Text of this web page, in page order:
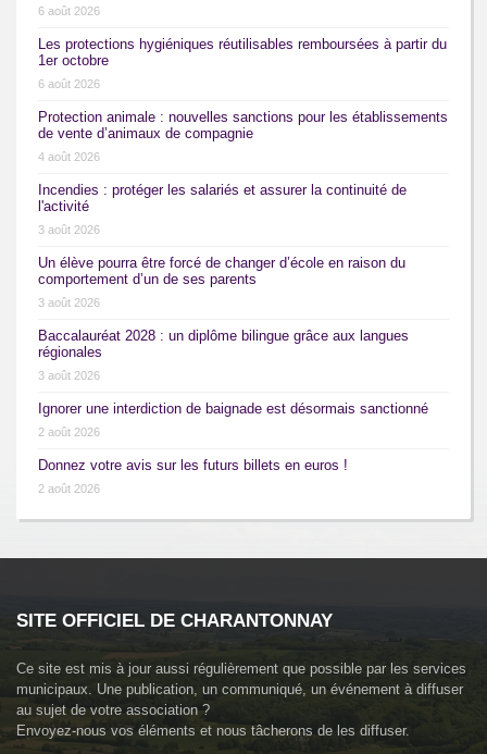
6 août 2026
Les protections hygiéniques réutilisables remboursées à partir du
1er octobre
6 août 2026
Protection animale : nouvelles sanctions pour les établissements
de vente d’animaux de compagnie
4 août 2026
Incendies : protéger les salariés et assurer la continuité de
l'activité
3 août 2026
Un élève pourra être forcé de changer d’école en raison du
comportement d’un de ses parents
3 août 2026
Baccalauréat 2028 : un diplôme bilingue grâce aux langues
régionales
3 août 2026
Ignorer une interdiction de baignade est désormais sanctionné
2 août 2026
Donnez votre avis sur les futurs billets en euros !
2 août 2026
SITE OFFICIEL DE CHARANTONNAY
Ce site est mis à jour aussi régulièrement que possible par les services
municipaux. Une publication, un communiqué, un événement à diffuser
au sujet de votre association ?
Envoyez-nous vos éléments et nous tâcherons de les diffuser.